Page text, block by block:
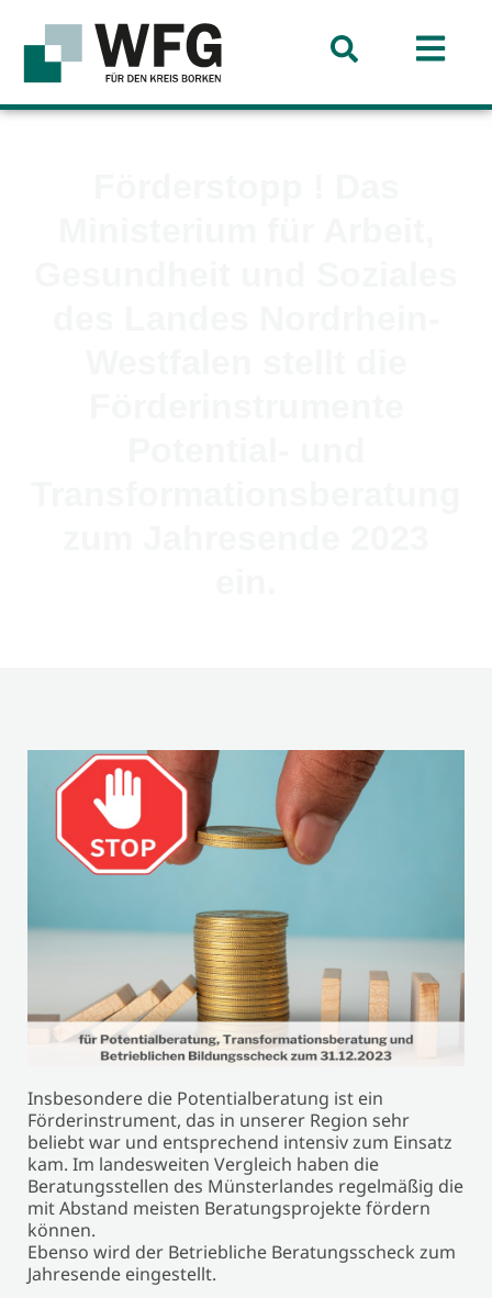
Insbesondere die Potentialberatung ist ein
Förderinstrument, das in unserer Region sehr
beliebt war und entsprechend intensiv zum Einsatz
kam. Im landesweiten Vergleich haben die
Beratungsstellen des Münsterlandes regelmäßig die
mit Abstand meisten Beratungsprojekte fördern
können.
Ebenso wird der Betriebliche Beratungsscheck zum
Jahresende eingestellt.